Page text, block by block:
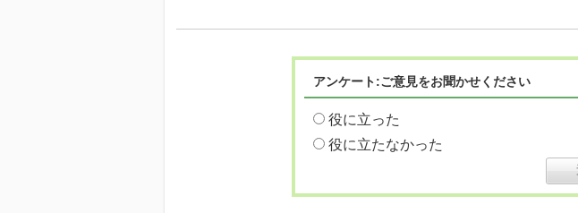
アンケート:ご意見をお聞かせください
役に立った
役に立たなかった